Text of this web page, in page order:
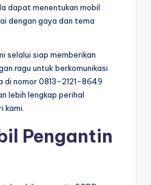
dapat menentukan mobil
dengan gaya dan tema
selalui siap memberikan
ragu untuk berkomunikasi
di nomor 0813-2121-8649
lebih lengkap perihal
kami.
Pengantin